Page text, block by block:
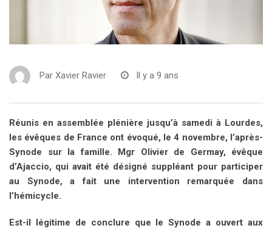
Par Xavier Ravier Il y a 9 ans
Réunis en assemblée plénière jusqu’à samedi à Lourdes,
les évêques de France ont évoqué, le 4 novembre, l’après-
Synode sur la famille. Mgr Olivier de Germay, évêque
d’Ajaccio, qui avait été désigné suppléant pour participer
au Synode, a fait une intervention remarquée dans
l’hémicycle.
Est-il légitime de conclure que le Synode a ouvert aux